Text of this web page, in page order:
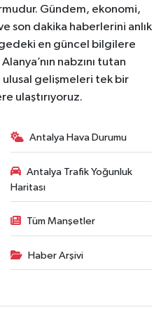
Gündem, ekonomi,
son dakika haberlerini anlık
en güncel bilgilere
nabzını tutan
gelişmeleri tek bir
ulaştırıyoruz.
Antalya Hava Durumu
Antalya Trafik Yoğunluk
Haritası
Tüm Manşetler
Haber Arşivi